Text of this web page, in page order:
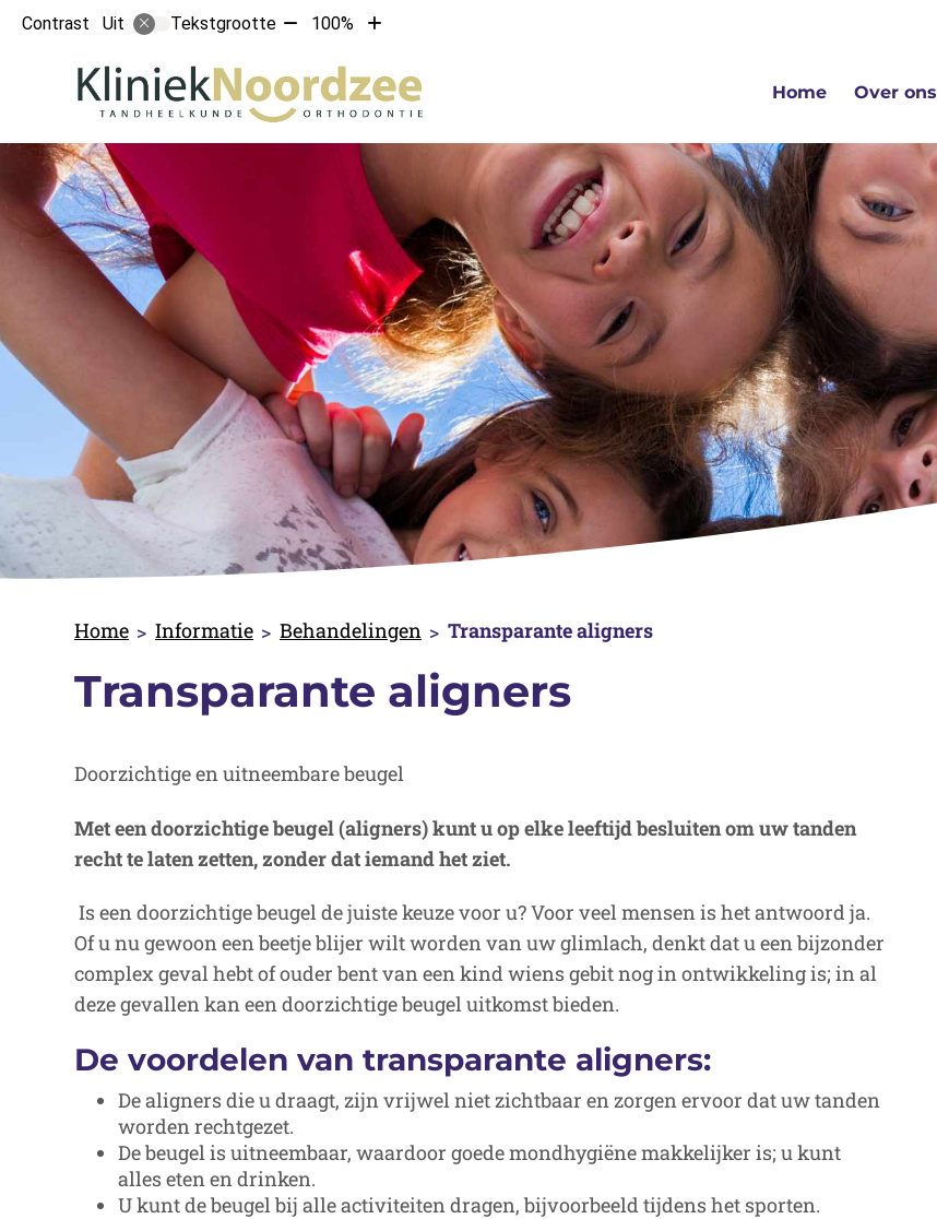
Contrast Uit Tekstgrootte Tekst
10%
100%
Tekst
10%
Home
Over ons
Home Informatie Behandelingen Transparante aligners
Transparante aligners
Doorzichtige en uitneembare beugel
Met een doorzichtige beugel (aligners) kunt u op elke leeftijd besluiten om uw tanden
recht te laten zetten, zonder dat iemand het ziet.
Is een doorzichtige beugel de juiste keuze voor u? Voor veel mensen is het antwoord ja.
Of u nu gewoon een beetje blijer wilt worden van uw glimlach, denkt dat u een bijzonder
complex geval hebt of ouder bent van een kind wiens gebit nog in ontwikkeling is; in al
deze gevallen kan een doorzichtige beugel uitkomst bieden.
De voordelen van transparante aligners:
De aligners die u draagt, zijn vrijwel niet zichtbaar en zorgen ervoor dat uw tanden
worden rechtgezet.
De beugel is uitneembaar, waardoor goede mondhygiëne makkelijker is; u kunt
alles eten en drinken.
U kunt de beugel bij alle activiteiten dragen, bijvoorbeeld tijdens het sporten.